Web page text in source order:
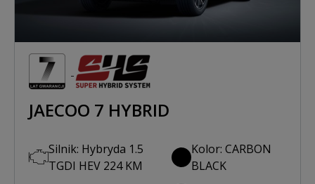
JAECOO 7 HYBRID
Silnik: Hybryda 1.5
TGDI HEV 224 KM
Kolor: CARBON
BLACK